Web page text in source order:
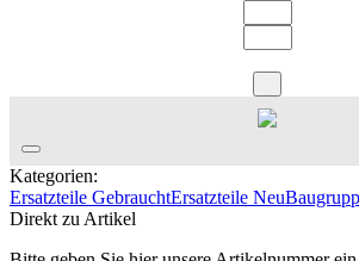
Kategorien:
Ersatzteile GebrauchtErsatzteile Neu
Direkt zu Artikel